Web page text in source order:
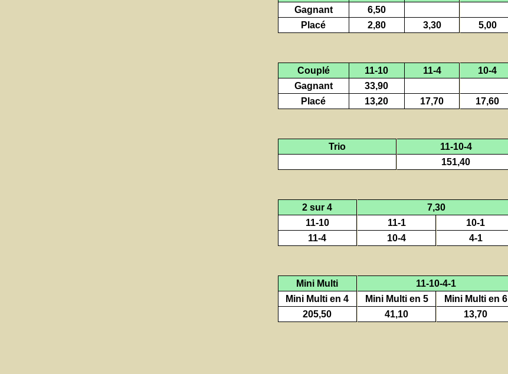
Gagnant
6,50
Placé
2,80 3,30 5,00
Couplé 11-10 11-4
10-4
Gagnant
33,90
Placé
13,20 17,70 17,60
Trio
11-10-4
151,40
2 sur 4
7,30
11-10
11-1
10-1
11-4
10-4 4-1
Mini Multi
11-10-4-1
Mini Multi en 4
Mini Multi en 5
Mini Multi en 6
205,50
41,10 13,70